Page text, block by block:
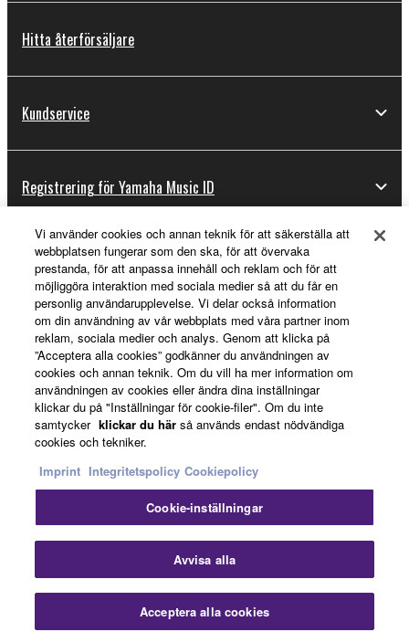
Hitta återförsäljare
Kundservice
Registrering för Yamaha Music ID
Om Yamaha
Sverige - Swedish
Business
Kontakta ossVillkorIntegritetspolicyCookiepolicyImprint
© Yamaha Corporation.
Vi använder cookies och annan teknik för att säkerställa att
webbplatsen fungerar som den ska, för att övervaka
prestanda, för att anpassa innehåll och reklam och för att
möjliggöra interaktion med sociala medier så att du får en
personlig användarupplevelse. Vi delar också information
om din användning av vår webbplats med våra partner inom
reklam, sociala medier och analys. Genom att klicka på
”Acceptera alla cookies” godkänner du användningen av
cookies och annan teknik. Om du vill ha mer information om
användningen av cookies eller ändra dina inställningar
klickar du på "Inställningar för cookie-filer". Om du inte
samtycker klickar du här så används endast nödvändiga
cookies och tekniker.
Imprint Integritetspolicy Cookiepolicy
Cookie-inställningar
Avvisa alla
Acceptera alla cookies